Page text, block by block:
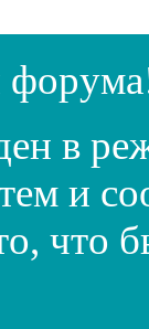
в
и
что